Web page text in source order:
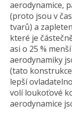
aerodynamice,
(proto jsou v
tvarů) a
které je
asi o 25 %
aerodynamiky
(tato
lepší
volí loukoťové
aerodynamice